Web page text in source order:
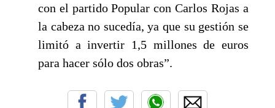
con el partido Popular con Carlos Rojas a
la cabeza no sucedía, ya que su gestión se
limitó a invertir 1,5 millones de euros
para hacer sólo dos obras”.